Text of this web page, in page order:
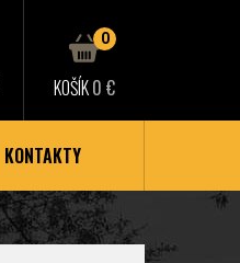
0
KOŠÍK0 €
KONTAKTY